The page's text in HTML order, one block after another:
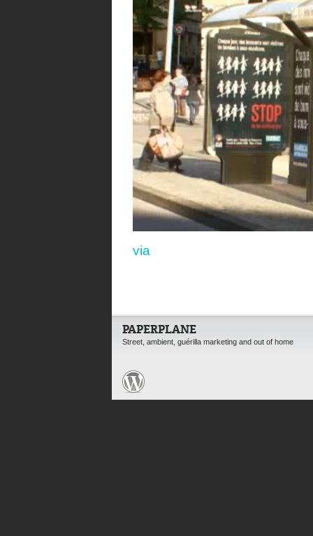
via
PAPERPLANE
Street, ambient, guérilla marketing and out of home